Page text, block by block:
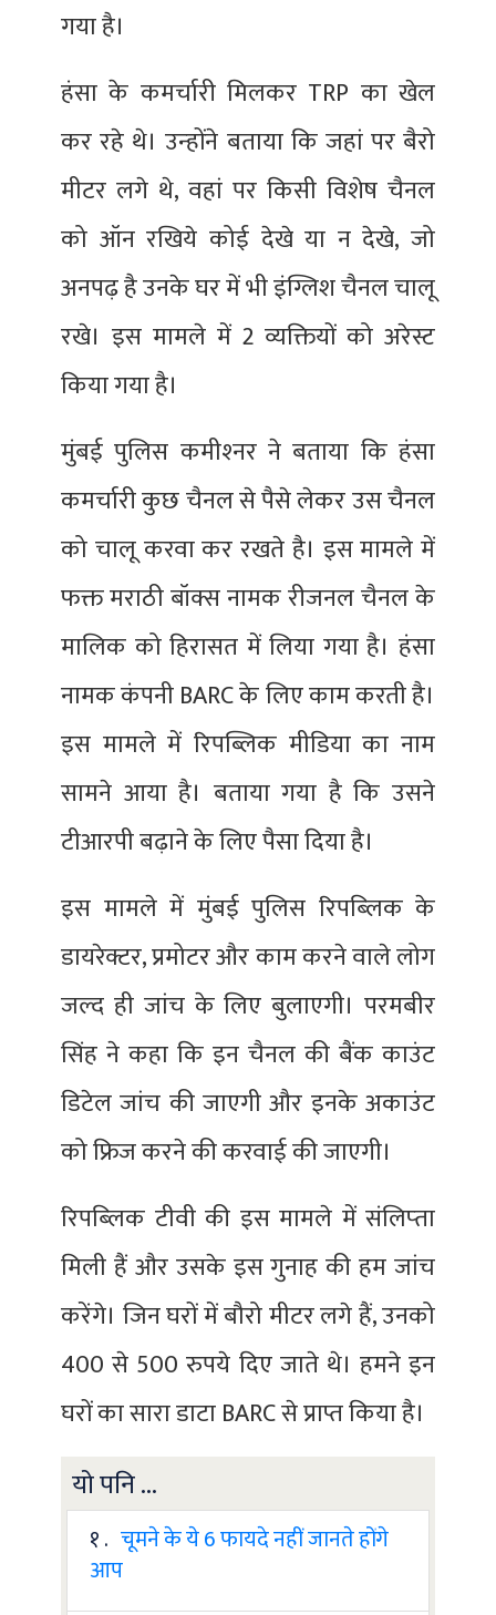
गया है।
हंसा के कमर्चारी मिलकर TRP का खेल
कर रहे थे। उन्‍होंने बताया कि जहां पर बैरो
मीटर लगे थे, वहां पर किसी विशेष चैनल
को ऑन रखिये कोई देखे या न देखे, जो
अनपढ़ है उनके घर में भी इंग्लिश चैनल चालू
रखे। इस मामले में 2 व्यक्तियों को अरेस्ट
किया गया है।
मुंबई पुलिस कमीश्‍नर ने बताया कि हंसा
कमर्चारी कुछ चैनल से पैसे लेकर उस चैनल
को चालू करवा कर रखते है। इस मामले में
फक्त मराठी बॉक्स नामक रीजनल चैनल के
मालिक को हिरासत में लिया गया है। हंसा
नामक कंपनी BARC के लिए काम करती है।
इस मामले में रिपब्लिक मीडिया का नाम
सामने आया है। बताया गया है कि उसने
टीआरपी बढ़ाने के लिए पैसा दिया है।
इस मामले में मुंबई पुलिस रिपब्‍लिक के
डायरेक्टर, प्रमोटर और काम करने वाले लोग
जल्द ही जांच के लिए बुलाएगी। परमबीर
सिंह ने कहा कि इन चैनल की बैंक काउंट
डिटेल जांच की जाएगी और इनके अकाउंट
को फ्रिज करने की करवाई की जाएगी।
रिपब्‍लिक टीवी की इस मामले में संलिप्‍ता
मिली हैं और उसके इस गुनाह की हम जांच
करेंगे। जिन घरों में बौरो मीटर लगे हैं, उनको
400 से 500 रुपये दिए जाते थे। हमने इन
घरों का सारा डाटा BARC से प्राप्त किया है।
यो पनि ...
१ . चूमने के ये 6 फायदे नहीं जानते होंगे
आप